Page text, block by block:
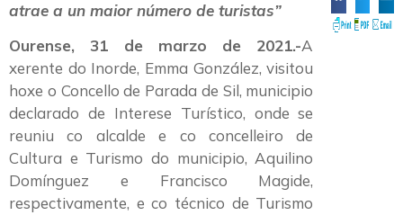
atrae a un maior número de turistas”
Ourense, 31 de marzo de 2021.-A
xerente do Inorde, Emma González, visitou
hoxe o Concello de Parada de Sil, municipio
declarado de Interese Turístico, onde se
reuniu co alcalde e co concelleiro de
Cultura e Turismo do municipio, Aquilino
Domínguez e Francisco Magide,
respectivamente, e co técnico de Turismo